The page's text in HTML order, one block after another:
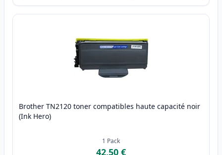
Brother TN2120 toner compatibles haute capacité noir
(Ink Hero)
1 Pack
42,50 €